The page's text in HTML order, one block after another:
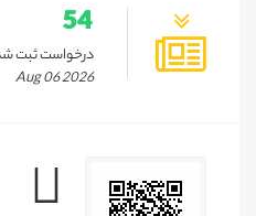
54
درخواست ثبت
Aug 06 2026